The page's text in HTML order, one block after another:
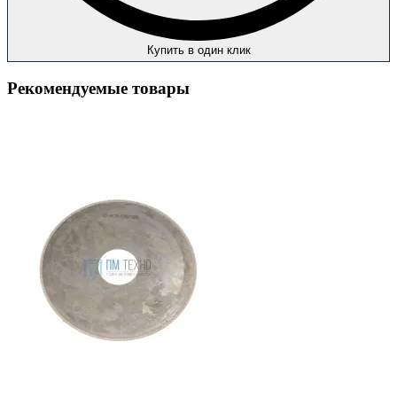
Купить в один клик
Рекомендуемые товары